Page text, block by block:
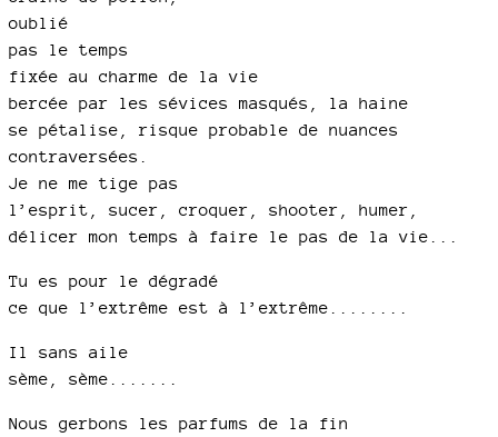
oublié
pas le temps
fixée au charme de la vie
bercée par les sévices masqués, la haine
se pétalise, risque probable de nuances
contraversées.
Je ne me tige pas
l’esprit, sucer, croquer, shooter, humer,
délicer mon temps à faire le pas de la vie...
Tu es pour le dégradé
ce que l’extrême est à l’extrême........
Il sans aile
sème, sème.......
Nous gerbons les parfums de la fin